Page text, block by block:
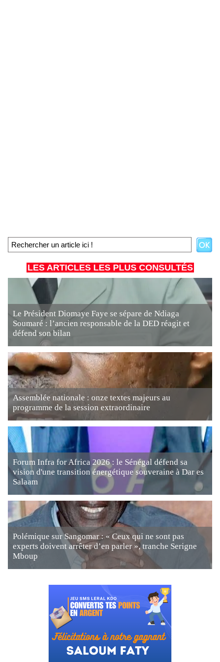
LES ARTICLES LES PLUS CONSULTÉS
Le Président Diomaye Faye se sépare de Ndiaga
Soumaré : l’ancien responsable de la DED réagit et
défend son bilan
Assemblée nationale : onze textes majeurs au
programme de la session extraordinaire
Forum Infra for Africa 2026 : le Sénégal défend sa
vision d'une transition énergétique souveraine à Dar es
Salaam
Polémique sur Sangomar : « Ceux qui ne sont pas
experts doivent arrêter d’en parler », tranche Serigne
Mboup